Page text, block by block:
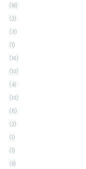
(18)
(2)
(3)
(1)
(16)
(10)
(4)
(13)
(6)
(2)
(1)
(1)
(8)